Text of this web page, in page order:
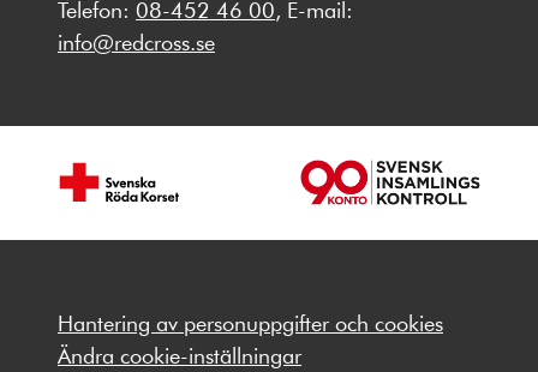
Telefon: 08-452 46 00, E-mail:
info@redcross.se
Hantering av personuppgifter och cookies
Ändra cookie-inställningar